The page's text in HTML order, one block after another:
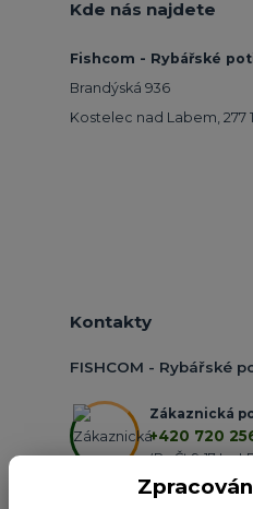
Kde nás najdete
Fishcom - Rybářské
Brandýská 936
Kostelec nad Labem, 277
Kontakty
FISHCOM - Rybářské
Zákaznická
+420 720
(Po-Čt 9-17